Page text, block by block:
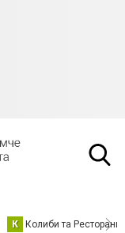
К Колиби та Ресторани